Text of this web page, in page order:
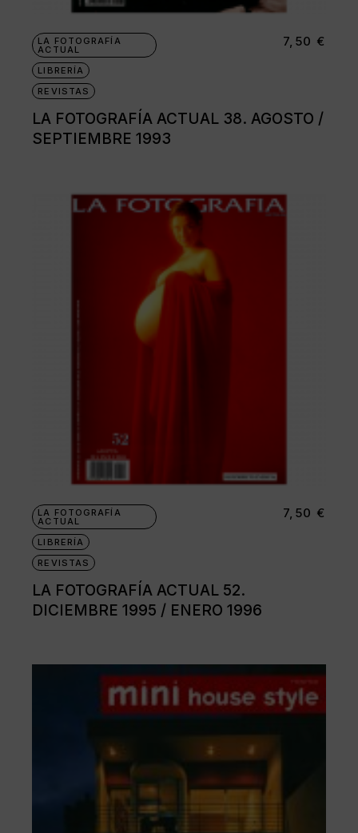
LA FOTOGRAFÍA
ACTUAL
LIBRERÍA
REVISTAS
LA FOTOGRAFÍA ACTUAL 38. AGOSTO /
SEPTIEMBRE 1993
7,50 €
LA FOTOGRAFÍA
ACTUAL
LIBRERÍA
REVISTAS
LA FOTOGRAFÍA ACTUAL 52.
DICIEMBRE 1995 / ENERO 1996
7,50 €